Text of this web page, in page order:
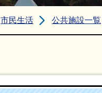
市民生活 公共施設一覧